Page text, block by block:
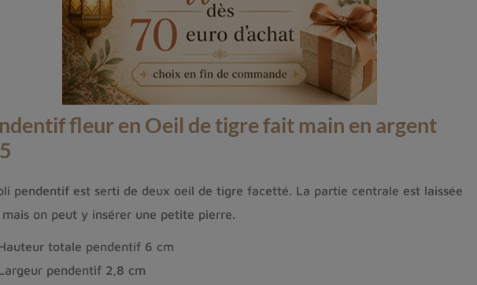
fleur en Oeil de tigre fait main en argent
pendentif est serti de deux oeil de tigre facetté. La partie centrale est laissée
on peut y insérer une petite pierre.
totale pendentif 6 cm
pendentif 2,8 cm